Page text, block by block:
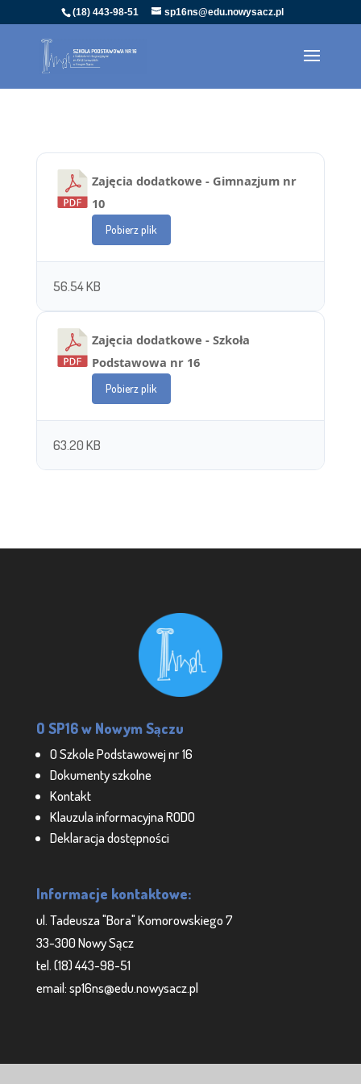
(18) 443-98-51 sp16ns@edu.nowysacz.pl
Zajęcia dodatkowe - Gimnazjum nr
10
Pobierz plik
56.54 KB
Zajęcia dodatkowe - Szkoła
Podstawowa nr 16
Pobierz plik
63.20 KB
O SP16 w Nowym Sączu
O Szkole Podstawowej nr 16
Dokumenty szkolne
Kontakt
Klauzula informacyjna RODO
Deklaracja dostępności
Informacje kontaktowe:
ul. Tadeusza "Bora" Komorowskiego 7
33-300 Nowy Sącz
tel. (18) 443-98-51
email: sp16ns@edu.nowysacz.pl